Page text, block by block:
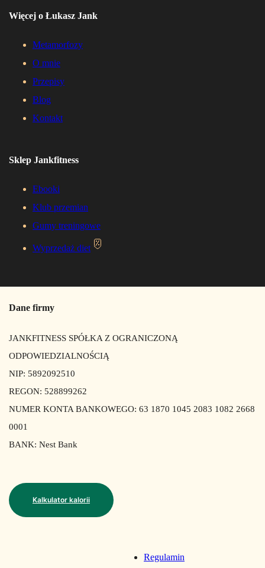
Więcej o Łukasz Jank
Metamorfozy
O mnie
Przepisy
Blog
Kontakt
Sklep Jankfitness
Ebooki
Klub przemian
Gumy treningowe
Wyprzedaż diet
Dane firmy
JANKFITNESS SPÓŁKA Z OGRANICZONĄ
ODPOWIEDZIALNOŚCIĄ
NIP: 5892092510
REGON: 528899262
NUMER KONTA BANKOWEGO: 63 1870 1045 2083 1082 2668
0001
BANK: Nest Bank
Kalkulator kalorii
Regulamin